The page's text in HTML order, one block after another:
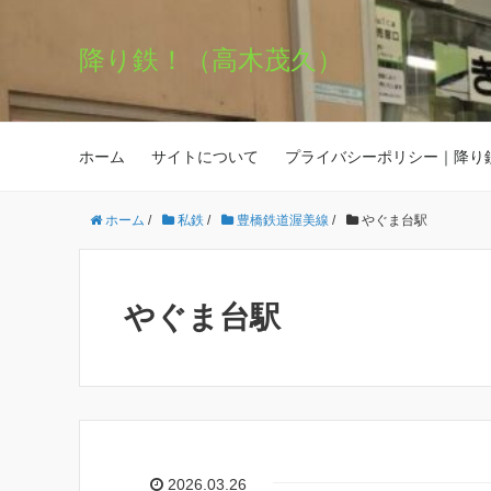
降り鉄！（高木茂久）
ホーム サイトについて プライバシーポリシー｜降り
ホーム / 私鉄 / 豊橋鉄道渥美線 / やぐま台駅
やぐま台駅
2026.03.26